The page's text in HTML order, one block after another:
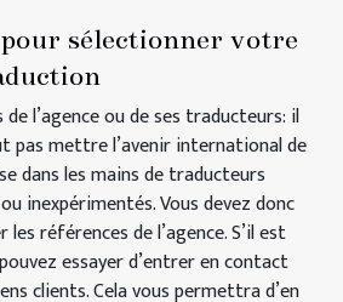
sélectionner votre
l’agence ou de ses traducteurs: il
pas mettre l’avenir international de
dans les mains de traducteurs
inexpérimentés. Vous devez donc
références de l’agence. S’il est
essayer d’entrer en contact
clients. Cela vous permettra d’en